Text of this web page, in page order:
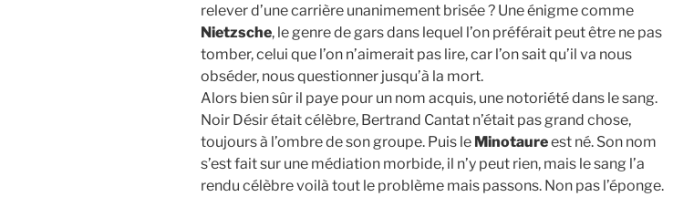
relever d’une carrière unanimement brisée ? Une énigme comme
Nietzsche, le genre de gars dans lequel l’on préférait peut être ne pas
tomber, celui que l’on n’aimerait pas lire, car l’on sait qu’il va nous
obséder, nous questionner jusqu’à la mort.
Alors bien sûr il paye pour un nom acquis, une notoriété dans le sang.
Noir Désir était célèbre, Bertrand Cantat n’était pas grand chose,
toujours à l’ombre de son groupe. Puis le Minotaureest né. Son nom
s’est fait sur une médiation morbide, il n’y peut rien, mais le sang l’a
rendu célèbre voilà tout le problème mais passons. Non pas l’éponge.